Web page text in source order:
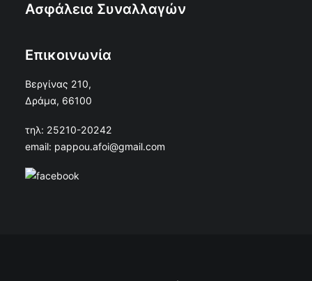
Ασφάλεια Συναλλαγών
Επικοινωνία
Βεργίνας 210,
Δράμα, 66100
τηλ: 25210-20242
email: pappou.afoi@gmail.com